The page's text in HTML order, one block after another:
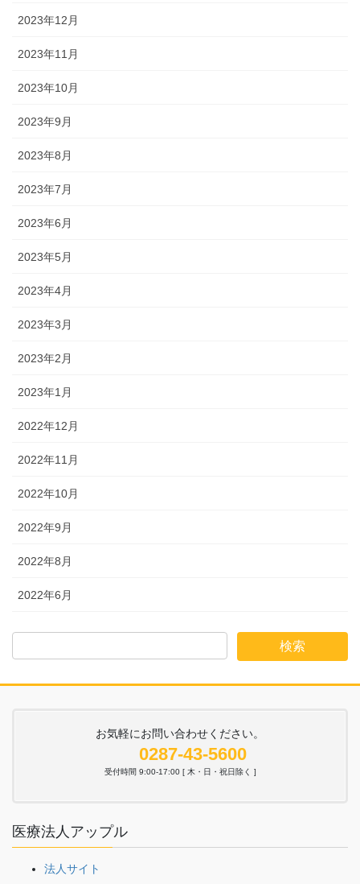
2023年12月
2023年11月
2023年10月
2023年9月
2023年8月
2023年7月
2023年6月
2023年5月
2023年4月
2023年3月
2023年2月
2023年1月
2022年12月
2022年11月
2022年10月
2022年9月
2022年8月
2022年6月
お気軽にお問い合わせください。
0287-43-5600
受付時間 9:00-17:00 [ 木・日・祝日除く ]
医療法人アップル
法人サイト